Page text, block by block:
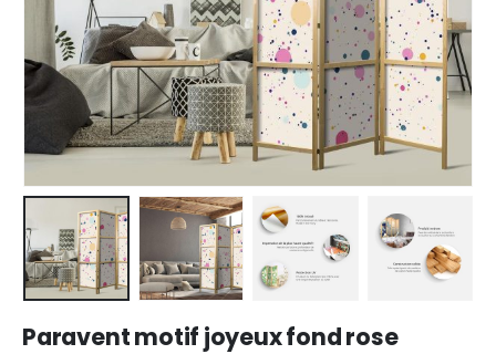
Paravent motif joyeux fond rose